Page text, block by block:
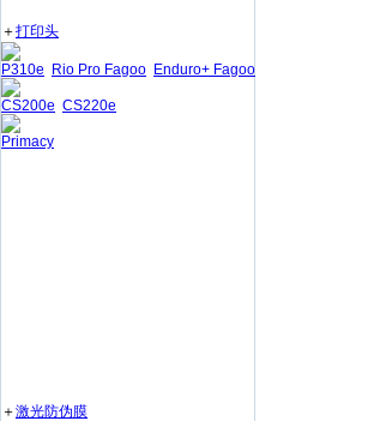
＋打印头
P310e Rio Pro Fagoo Enduro+ Fagoo
CS200e CS220e
Primacy
＋激光防伪膜